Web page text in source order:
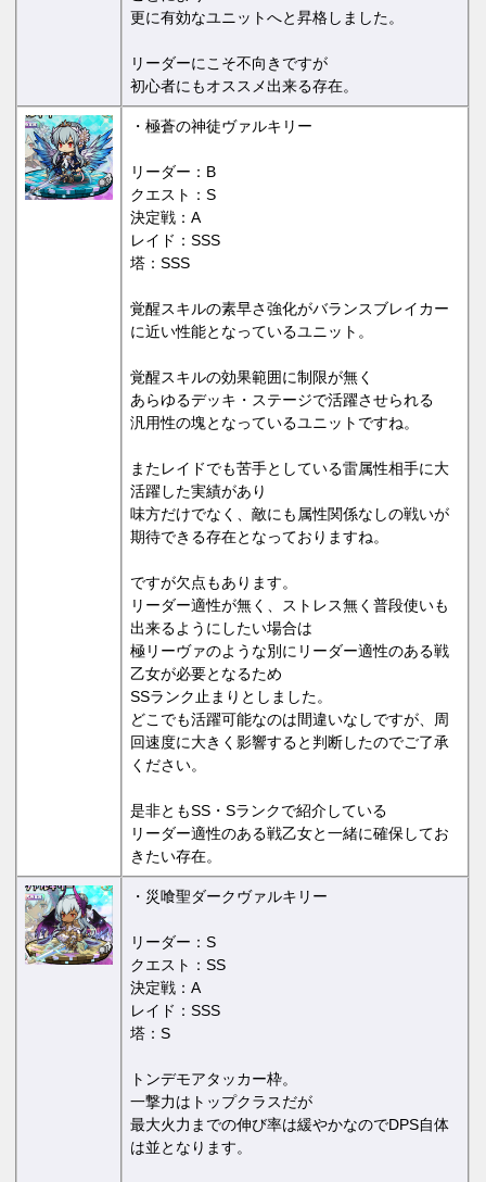
更に有効なユニットへと昇格しました。
リーダーにこそ不向きですが
初心者にもオススメ出来る存在。
・極蒼の神徒ヴァルキリー
リーダー：B
クエスト：S
決定戦：A
レイド：SSS
塔：SSS
覚醒スキルの素早さ強化がバランスブレイカー
に近い性能となっているユニット。
覚醒スキルの効果範囲に制限が無く
あらゆるデッキ・ステージで活躍させられる
汎用性の塊となっているユニットですね。
またレイドでも苦手としている雷属性相手に大
活躍した実績があり
味方だけでなく、敵にも属性関係なしの戦いが
期待できる存在となっておりますね。
ですが欠点もあります。
リーダー適性が無く、ストレス無く普段使いも
出来るようにしたい場合は
極リーヴァのような別にリーダー適性のある戦
乙女が必要となるため
SSランク止まりとしました。
どこでも活躍可能なのは間違いなしですが、周
回速度に大きく影響すると判断したのでご了承
ください。
是非ともSS・Sランクで紹介している
リーダー適性のある戦乙女と一緒に確保してお
きたい存在。
・災喰聖ダークヴァルキリー
リーダー：S
クエスト：SS
決定戦：A
レイド：SSS
塔：S
トンデモアタッカー枠。
一撃力はトップクラスだが
最大火力までの伸び率は緩やかなのでDPS自体
は並となります。